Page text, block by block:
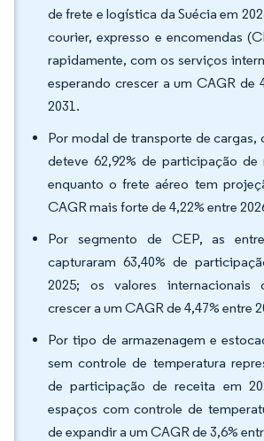
de frete e logística da Suécia em
courier, expresso e encomendas
rapidamente, com os serviços
esperando crescer a um CAGR de
2031.
Por modal de transporte de
deteve 62,92% de participação de
enquanto o frete aéreo tem
CAGR mais forte de 4,22% entre
Por segmento de CEP, as
capturaram 63,40% de
2025; os valores internacionais
crescer a um CAGR de 4,47% entre
Por tipo de armazenagem e
sem controle de temperatura
de participação de receita em
espaços com controle de
de expandir a um CAGR de 3,6%